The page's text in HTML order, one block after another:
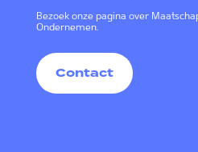
Bezoek onze pagina over
Ondernemen
Contact